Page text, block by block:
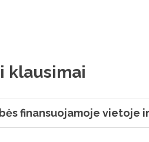
klausimai
finansuojamoje vietoje